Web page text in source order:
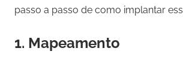
passo a passo de como implantar
1. Mapeamento